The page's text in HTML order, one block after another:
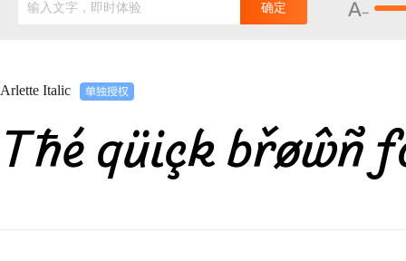
输入文字，即时体验 确定
Arlette Italic
Tħé qüiçk břøŵñ